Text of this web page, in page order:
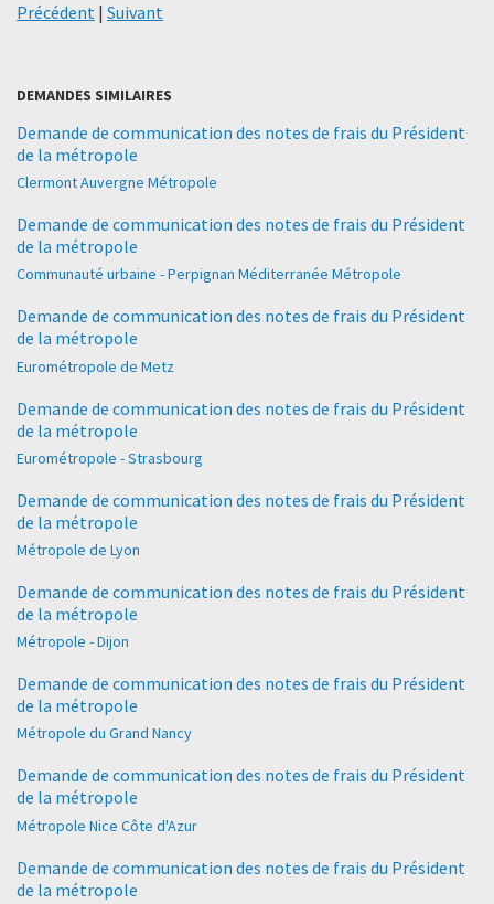
Précédent | Suivant
DEMANDES SIMILAIRES
Demande de communication des notes de frais du Président
de la métropole
Clermont Auvergne Métropole
Demande de communication des notes de frais du Président
de la métropole
Communauté urbaine - Perpignan Méditerranée Métropole
Demande de communication des notes de frais du Président
de la métropole
Eurométropole de Metz
Demande de communication des notes de frais du Président
de la métropole
Eurométropole - Strasbourg
Demande de communication des notes de frais du Président
de la métropole
Métropole de Lyon
Demande de communication des notes de frais du Président
de la métropole
Métropole - Dijon
Demande de communication des notes de frais du Président
de la métropole
Métropole du Grand Nancy
Demande de communication des notes de frais du Président
de la métropole
Métropole Nice Côte d'Azur
Demande de communication des notes de frais du Président
de la métropole